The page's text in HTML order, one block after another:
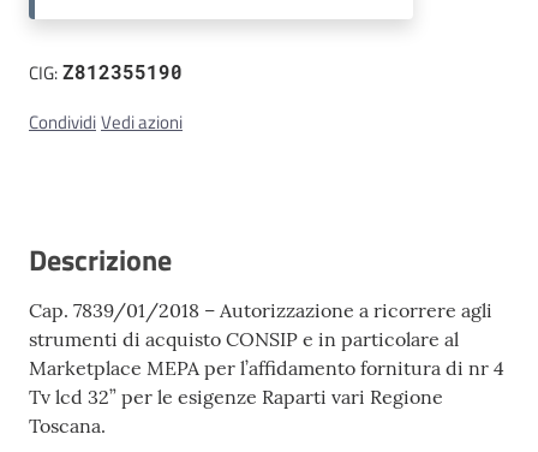
CIG:Z812355190
CondividiVedi azioni
Descrizione
Cap. 7839/01/2018 – Autorizzazione a ricorrere agli
strumenti di acquisto CONSIP e in particolare al
Marketplace MEPA per l’affidamento fornitura di nr 4
Tv lcd 32” per le esigenze Raparti vari Regione
Toscana.